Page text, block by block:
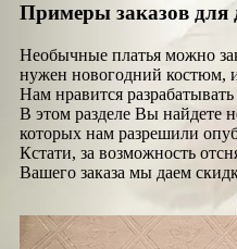
Примеры заказов для
Необычные платья можно
нужен новогодний костюм,
Нам нравится
В этом разделе Вы найдете
которых нам разрешили
Кстати, за возможность
Вашего заказа мы даем